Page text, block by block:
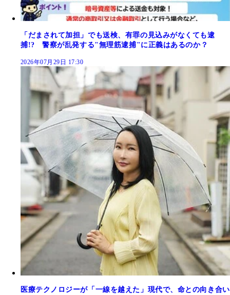
「だまされて加担」でも送検、有罪の見込みがなくても逮
捕!? 警察が乱発する"無理筋逮捕"に正義はあるのか？
2026年07月29日 17:30
医療テクノロジーが「一線を越えた」現代で、命との向き合い